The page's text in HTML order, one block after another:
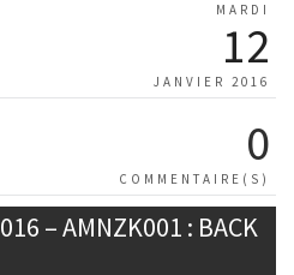
MARDI
12
JANVIER 2016
0
COMMENTAIRE(S)
– AMNZK001 : BACK